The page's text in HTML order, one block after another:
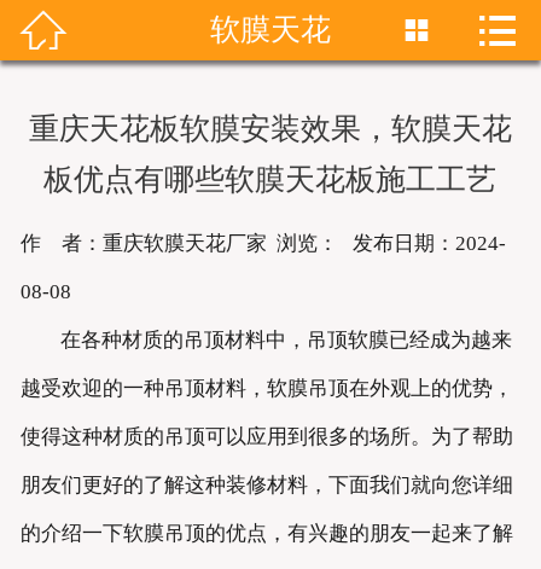
首页
联系我们
 软膜天花  
重庆天花板软膜安装效果，软膜天花
板优点有哪些软膜天花板施工工艺
作 者：重庆软膜天花厂家 浏览： 发布日期：2024-
08-08
在各种材质的吊顶材料中，吊顶软膜已经成为越来
越受欢迎的一种吊顶材料，软膜吊顶在外观上的优势，
使得这种材质的吊顶可以应用到很多的场所。为了帮助
朋友们更好的了解这种装修材料，下面我们就向您详细
的介绍一下软膜吊顶的优点，有兴趣的朋友一起来了解